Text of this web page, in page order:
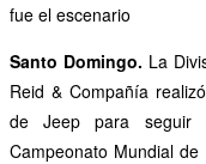
fue el escenario
Santo Domingo. La
Reid & Compañía
de Jeep para seguir
Campeonato Mundial